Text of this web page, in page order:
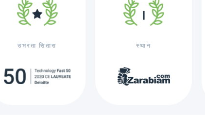
उभरता सितारा स्थान